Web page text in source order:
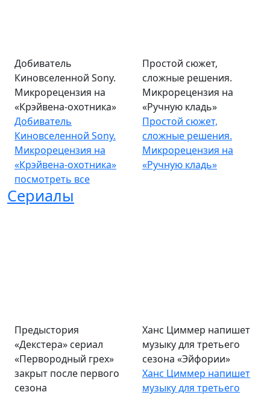
Добиватель
Киновселенной Sony.
Микрорецензия на
«Крэйвена-охотника»
Добиватель
Киновселенной Sony.
Микрорецензия на
«Крэйвена-охотника»
Простой сюжет,
сложные решения.
Микрорецензия на
«Ручную кладь»
Простой сюжет,
сложные решения.
Микрорецензия на
«Ручную кладь»
посмотреть все
Сериалы
Предыстория
«Декстера» сериал
«Первородный грех»
закрыт после первого
сезона
Ханс Циммер напишет
музыку для третьего
сезона «Эйфории»
Ханс Циммер напишет
музыку для третьего